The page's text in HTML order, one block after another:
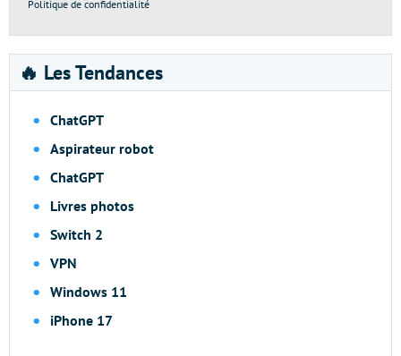
Politique de confidentialité
🔥 Les Tendances
ChatGPT
Aspirateur robot
ChatGPT
Livres photos
Switch 2
VPN
Windows 11
iPhone 17